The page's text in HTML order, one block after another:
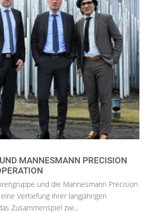
MANNESMANN PRECISION
und die Mannesmann Precision
Vertiefung ihrer langjährigen
Zusammenspiel zwi...